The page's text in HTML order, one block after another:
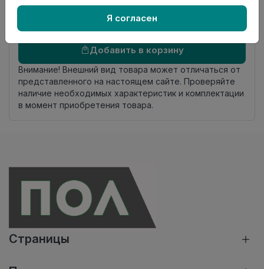
комплекта
Осталось564 упак
Добавить в корзину
Внимание! Внешний вид товара может отличаться от
представленного на настоящем сайте. Проверяйте
наличие необходимых характеристик и комплектации
в момент приобретения товара.
Страницы
Я согласен